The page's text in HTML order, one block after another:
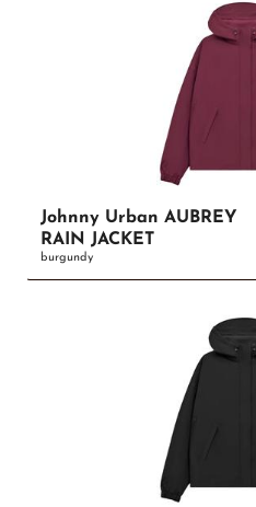
Johnny Urban AUBREY
RAIN JACKET
burgundy